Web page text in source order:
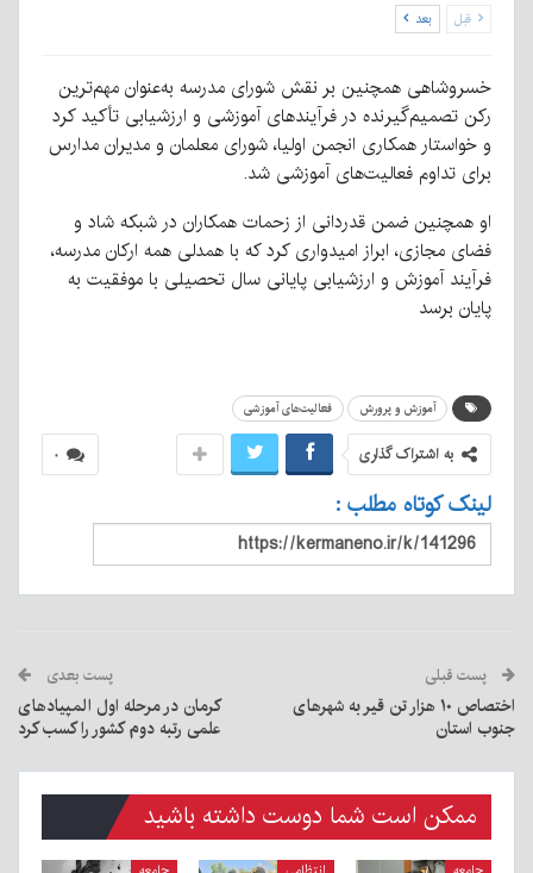
قبل بعد
خسروشاهی همچنین بر نقش شورای مدرسه به‌عنوان مهم‌ترین
رکن تصمیم‌گیرنده در فرآیندهای آموزشی و ارزشیابی تأکید کرد
و خواستار همکاری انجمن اولیا، شورای معلمان و مدیران مدارس
برای تداوم فعالیت‌های آموزشی شد.
او همچنین ضمن قدردانی از زحمات همکاران در شبکه شاد و
فضای مجازی، ابراز امیدواری کرد که با همدلی همه ارکان مدرسه،
فرآیند آموزش و ارزشیابی پایانی سال تحصیلی با موفقیت به
پایان برسد
آموزش و پرورش فعالیت‌های آموزشی
۰ به اشتراک گذاری
لینک کوتاه مطلب :
پست قبلی
اختصاص ۱۰ هزار تن قیر به شهرهای
جنوب استان
پست بعدی
کرمان در مرحله اول المپیادهای
علمی رتبه دوم کشور را کسب کرد
ممکن است شما دوست داشته باشید